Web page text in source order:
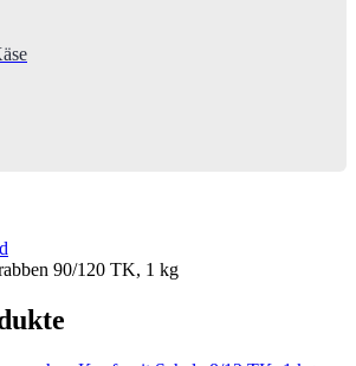
90/120 TK, 1 kg